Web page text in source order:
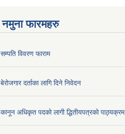
नमुना फारमहरु
सम्पति विवरण फाराम
बेरोजगार दर्ताका लागि दिने निवेदन
कानून अधिकृत पदको लागी द्धितीयपत्रको पाठ्यक्रम